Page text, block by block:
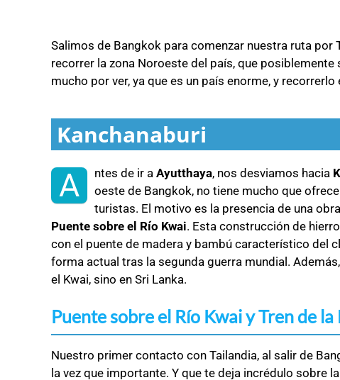
Salimos de Bangkok para comenzar nuestra ruta por
recorrer la zona Noroeste del país, que
mucho por ver, ya que es un país enorme, y
Kanchanaburi
A ntes de ir a Ayutthaya, nos desviamos hacia
oeste de Bangkok, no tiene mucho que
turistas. El motivo es la presencia de una
Puente sobre el Río Kwai. Esta construcción de
con el puente de madera y bambú característico del
forma actual tras la segunda guerra mundial.
el Kwai, sino en Sri Lanka.
Puente sobre el Río Kwai y Tren de
Nuestro primer contacto con Tailandia, al salir de
la vez que importante. Y que te deja incrédulo sobre